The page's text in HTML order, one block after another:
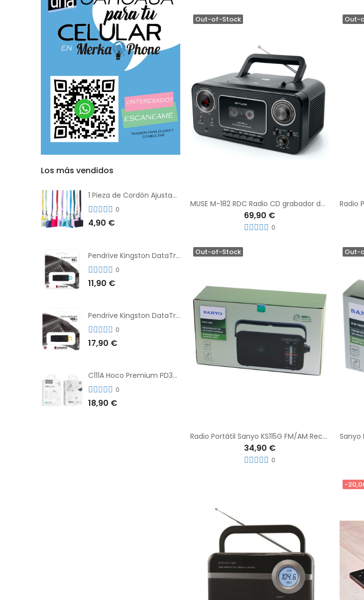
Los más vendidos
1 Pieza de Cordón Ajustable Universal Para el Teléfono Con Clip Antipérdida
0
4,90 €
Pendrive Kingston DataTraveler® Exodia™ 64GB 3.2'
0
11,90 €
Pendrive Kingston DataTraveler® Exodia™ 128GB 3.2´
0
17,90 €
C111A Hoco Premium PD30W Adaptador de Carga Rápida Puerto Dual USB+Tipo C + Cable
0
18,90 €
Out-of-Stock
MUSE M-182 RDC Radio CD grabador de Cassette
69,90 €
0
Out-
Out-of-Stock
Radio Portátil Sanyo KS115G FM/AM Receptor de Radio 2 Bandas + Entrada para Auriculares
34,90 €
0
Out-
-